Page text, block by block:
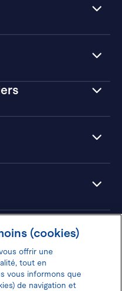
(cookies)
offrir une
tout en
vous informons que
de navigation et